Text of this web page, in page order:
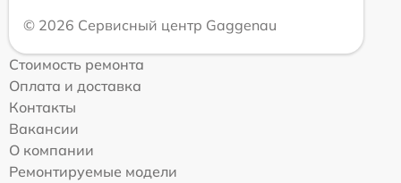
© 2026 Сервисный центр Gaggenau
Стоимость ремонта
Оплата и доставка
Контакты
Вакансии
О компании
Ремонтируемые модели